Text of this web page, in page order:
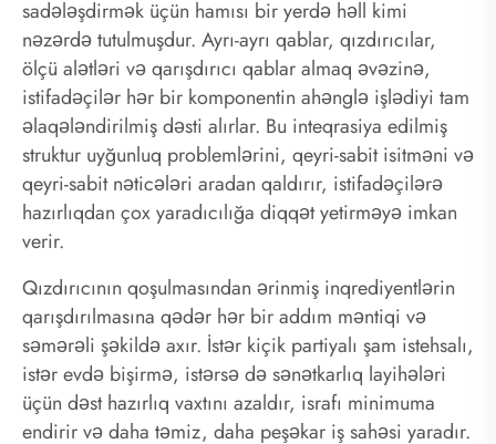
sadələşdirmək üçün hamısı bir yerdə həll kimi
nəzərdə tutulmuşdur. Ayrı-ayrı qablar, qızdırıcılar,
ölçü alətləri və qarışdırıcı qablar almaq əvəzinə,
istifadəçilər hər bir komponentin ahənglə işlədiyi tam
əlaqələndirilmiş dəsti alırlar. Bu inteqrasiya edilmiş
struktur uyğunluq problemlərini, qeyri-sabit isitməni və
qeyri-sabit nəticələri aradan qaldırır, istifadəçilərə
hazırlıqdan çox yaradıcılığa diqqət yetirməyə imkan
verir.
Qızdırıcının qoşulmasından ərinmiş inqrediyentlərin
qarışdırılmasına qədər hər bir addım məntiqi və
səmərəli şəkildə axır. İstər kiçik partiyalı şam istehsalı,
istər evdə bişirmə, istərsə də sənətkarlıq layihələri
üçün dəst hazırlıq vaxtını azaldır, israfı minimuma
endirir və daha təmiz, daha peşəkar iş sahəsi yaradır.